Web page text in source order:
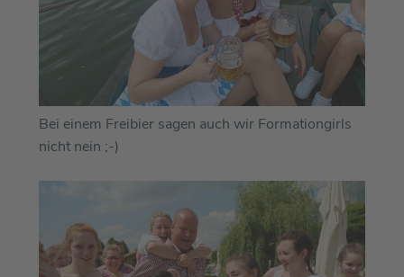
Bei einem Freibier sagen auch wir Formationgirls
nicht nein ;-)